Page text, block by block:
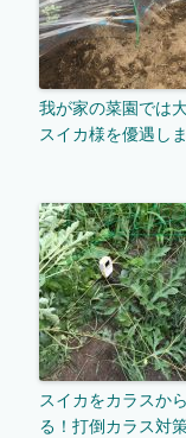
我が家の菜園では
スイカ様を優遇し
スイカをカラスか
る！打倒カラス対